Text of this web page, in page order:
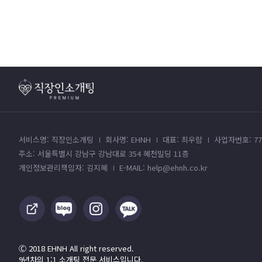
서비스명: 직장인소개팅 회사명: EHNH 대표: 최우람
사업자번호:
주소: 서울특별시 강남구 강남대로 354 혜천빌딩 11층
개인정보관리책임자: 김지혜
E-MAIL: help@ehnh.co.kr
Ⓒ 2018 EHNH All right reserved.
9년차의 1:1 소개팅 전문 서비스입니다.